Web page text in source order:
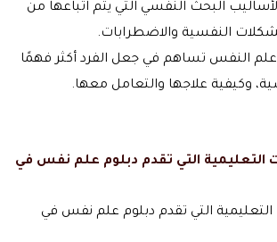
البحث النفسي التي يتم اتباعها من
النفسية والاضطرابات.
علم النفس تساهم في جعل الفرد أكثر فهمًا
وكيفية علاجها والتعامل معها.
التي تقدم دبلوم علم نفس في
التي تقدم دبلوم علم نفس في